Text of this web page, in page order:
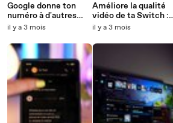
Google donne ton
numéro à d'autres
entreprises ? Bloque
facilement !
il y a 3 mois
Améliore la qualité
vidéo de ta Switch :
les meilleurs réglages
il y a 3 mois